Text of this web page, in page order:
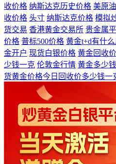
收价格 纳斯达克历史价格 美原
收价格 头寸 纳斯达克价格 模拟
货交易 香港黄金交易所 贵金属
价格 普标500价格 黄金t+d有什
金开户 现货白银价格 黄金回收
少钱一克 伦敦金行情 黄金多少钱
货黄金价格今日回收价多少钱一